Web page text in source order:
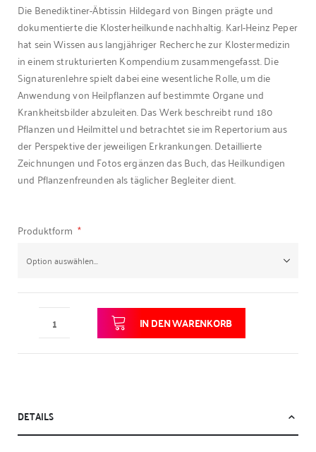
Die Benediktiner-Äbtissin Hildegard von Bingen prägte und
dokumentierte die Klosterheilkunde nachhaltig. Karl-Heinz Peper
hat sein Wissen aus langjähriger Recherche zur Klostermedizin
in einem strukturierten Kompendium zusammengefasst. Die
Signaturenlehre spielt dabei eine wesentliche Rolle, um die
Anwendung von Heilpflanzen auf bestimmte Organe und
Krankheitsbilder abzuleiten. Das Werk beschreibt rund 180
Pflanzen und Heilmittel und betrachtet sie im Repertorium aus
der Perspektive der jeweiligen Erkrankungen. Detaillierte
Zeichnungen und Fotos ergänzen das Buch, das Heilkundigen
und Pflanzenfreunden als täglicher Begleiter dient.
Produktform
IN DEN WARENKORB
DETAILS